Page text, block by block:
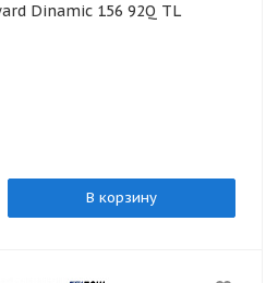
Dinamic 156 92Q TL
В корзину